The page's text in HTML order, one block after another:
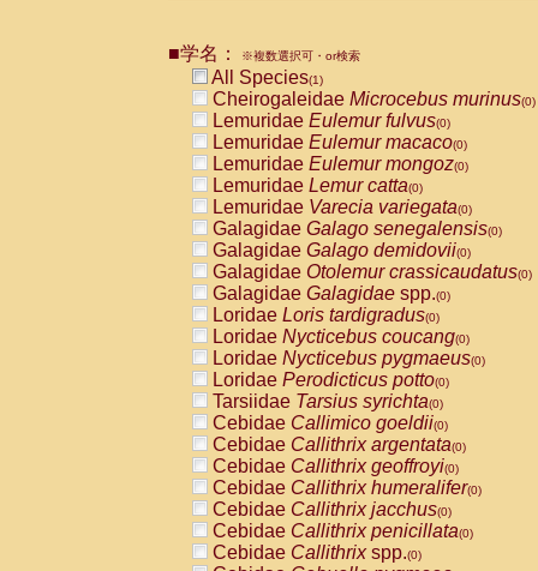
CebidaeCebus nigrivittatus
CebidaeCebus
CebidaeSaimiri boliviensis(0)
CebidaeSaimiri sciureus(0)
AtelidaeAlouatta caraya(0)
AtelidaeAlouatta fusca(0)
AtelidaeAlouatta seniculus
AtelidaeAlouattaspp.(0)
AtelidaeAteles belzebuth(0)
AtelidaeAteles geoffroyi(0)
AtelidaeAteles paniscus(0)
AtelidaeAtelesspp.(0)
Atelidae Lagothrix lagothricha
AtelidaeLagothrix lagothricha cana
PitheciidaeCacajao calvus
PitheciidaeCallicebus cupreus
PitheciidaeCallicebus donacophilus
PitheciidaeCallicebus moloch
PitheciidaeCallicebus torquatus
PitheciidaeCallicebusspp.(0)
PitheciidaeChiropotes satanas(0)
PitheciidaePithecia monachus
PitheciidaePithecia pithecia(0)
CercopithecidaeCercocebus agilis
■学名： ※複数選択可・or検索
All Species(1)
Cheirogaleidae Microcebus murinus(0)
Lemuridae Eulemur fulvus(0)
Lemuridae Eulemur macaco(0)
Lemuridae Eulemur mongoz(0)
Lemuridae Lemur catta(0)
Lemuridae Varecia variegata(0)
Galagidae Galago senegalensis(0)
Galagidae Galago demidovii(0)
Galagidae Otolemur crassicaudatus(0)
Galagidae Galagidae spp.(0)
Loridae Loris tardigradus(0)
Loridae Nycticebus coucang(0)
Loridae Nycticebus pygmaeus(0)
Loridae Perodicticus potto(0)
Tarsiidae Tarsius syrichta(0)
Cebidae Callimico goeldii(0)
Cebidae Callithrix argentata(0)
Cebidae Callithrix geoffroyi(0)
Cebidae Callithrix humeralifer(0)
Cebidae Callithrix jacchus(0)
Cebidae Callithrix penicillata(0)
Cebidae Callithrixspp.(0)